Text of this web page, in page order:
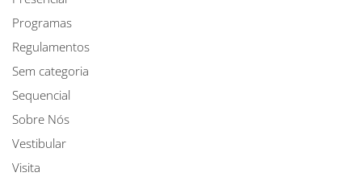
Programas
Regulamentos
Sem categoria
Sequencial
Sobre Nós
Vestibular
Visita